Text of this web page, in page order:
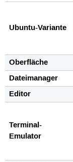
Ubuntu-Variante
Oberfläche
Dateimanager
Editor
Terminal-
Emulator